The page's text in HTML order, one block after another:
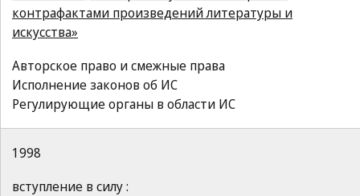
контрафактами произведений литературы и
искусства»
Авторское право и смежные права
Исполнение законов об ИС
Регулирующие органы в области ИС
1998
вступление в силу :